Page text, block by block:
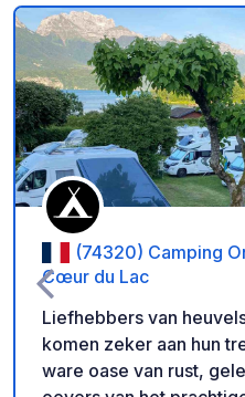
(74320) Camping
Cœur du Lac
Liefhebbers van
komen zeker aan hun
ware oase van rust,